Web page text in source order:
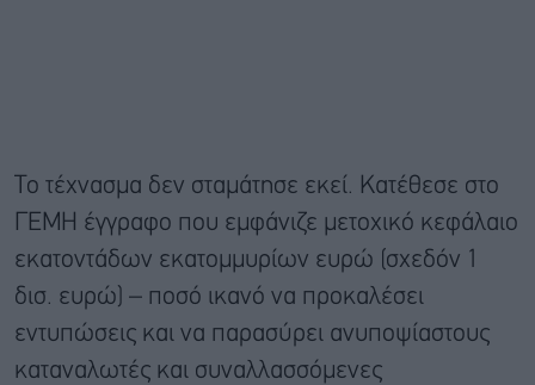
Το τέχνασμα δεν σταμάτησε εκεί. Κατέθεσε στο
ΓΕΜΗ έγγραφο που εμφάνιζε μετοχικό κεφάλαιο
εκατοντάδων εκατομμυρίων ευρώ (σχεδόν 1
δισ. ευρώ) – ποσό ικανό να προκαλέσει
εντυπώσεις και να παρασύρει ανυποψίαστους
καταναλωτές και συναλλασσόμενες